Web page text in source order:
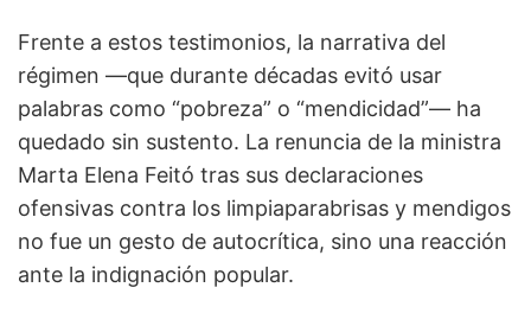
Frente a estos testimonios, la narrativa del
régimen —que durante décadas evitó usar
palabras como “pobreza” o “mendicidad”— ha
quedado sin sustento. La renuncia de la ministra
Marta Elena Feitó tras sus declaraciones
ofensivas contra los limpiaparabrisas y mendigos
no fue un gesto de autocrítica, sino una reacción
ante la indignación popular.